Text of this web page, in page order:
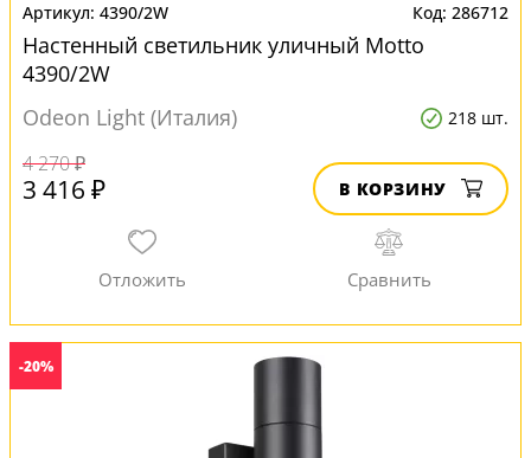
4390/2W 286712
Настенный светильник уличный Motto
4390/2W
Odeon Light (Италия)
218 шт.
4 270 ₽
3 416 ₽ В КОРЗИНУ
-20%